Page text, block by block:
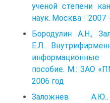
ученой степени
наук. Москва - 2007
Бородулин А.Н.,
E.Л..
информационные
пособие. М.: ЗАО
2006 год
Заложнев А.Ю..